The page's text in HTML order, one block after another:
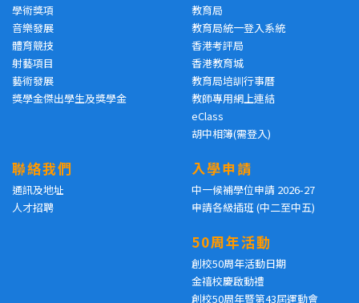
學術獎項
音樂發展
體育競技
射藝項目
藝術發展
獎學金傑出學生及獎學金
教育局
教育局統一登入系統
香港考評局
香港教育城
教育局培訓行事曆
教師專用網上連結
eClass
胡中相簿(需登入)
聯絡我們
通訊及地址
人才招聘
入學申請
中一候補學位申請 2026-27
申請各級插班 (中二至中五)
50周年活動
創校50周年活動日期
金禧校慶啟動禮
創校50周年暨第43屆運動會